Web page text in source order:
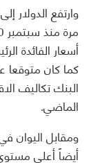
أسعار الفائدة
كما كان
البنك تكاليف
الماضي.
أيضاً أعلى مستوى